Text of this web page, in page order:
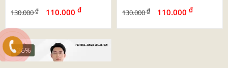
130.000₫ 110.000 ₫ 130.000₫ 110.000 ₫
-26%